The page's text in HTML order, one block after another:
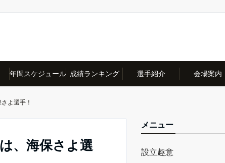
年間スケジュール 成績ランキング 選手紹介 会場案内
よ選手！
、海保さよ選
メニュー
設立趣意